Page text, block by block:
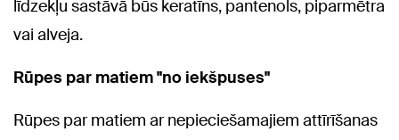
līdzekļu sastāvā būs keratīns, pantenols, piparmētra
vai alveja.
Rūpes par matiem "no iekšpuses"
Rūpes par matiem ar nepieciešamajiem attīrīšanas